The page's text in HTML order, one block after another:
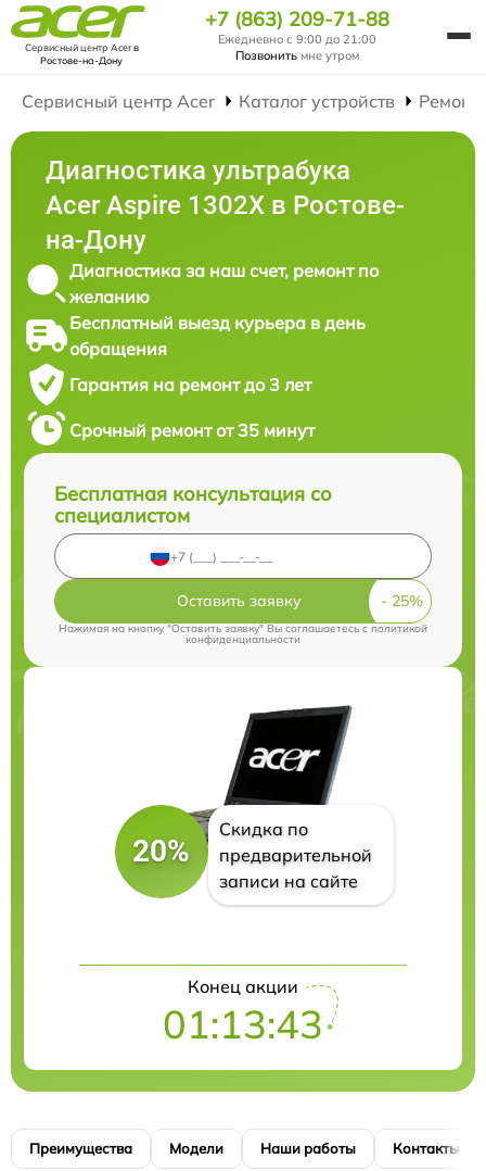
Сервисный центр Acerв
Ростове-на-Дону
+7 (863) 209-71-88
Ежедневно с 9:00 до 21:00
Позвонить мне утром
Сервисный центр Acer Каталог устройств Ремонт
Диагностика ультрабука
Acer Aspire 1302X в Ростове-
на-Дону
Диагностика за наш счет, ремонт по
желанию
Бесплатный выезд курьера в день
обращения
Гарантия на ремонт до 3 лет
Срочный ремонт от 35 минут
Бесплатная консультация со
специалистом
Оставить заявку
Нажимая на кнопку "Оставить заявку" Вы соглашаетесь cполитикой
конфиденциальности
20%
Скидка по
предварительной
записи на сайте
Конец акции
01:13:43
Преимущества Модели Наши работы Контакты